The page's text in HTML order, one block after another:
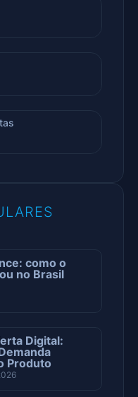
como o
no Brasil
Digital:
Produto